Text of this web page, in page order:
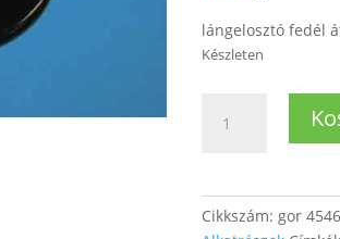
lángelosztó fedél
Készleten
kicsi
Cikkszám:gor